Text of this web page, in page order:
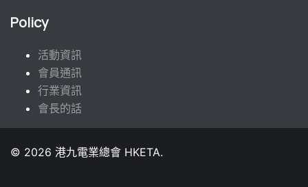
Policy
活動資訊
會員通訊
行業資訊
會長的話
© 2026 港九電業總會 HKETA.